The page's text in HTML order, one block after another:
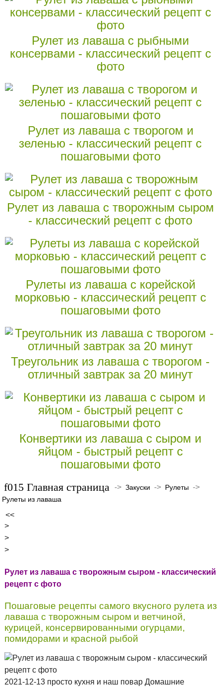
Рулет из лаваша с рыбными
консервами - классический рецепт с
фото
Рулет из лаваша с творогом и
зеленью - классический рецепт с
пошаговыми фото
Рулет из лаваша с творожным сыром
- классический рецепт с фото
Рулеты из лаваша с корейской
морковью - классический рецепт с
пошаговыми фото
Треугольник из лаваша с творогом -
отличный завтрак за 20 минут
Конвертики из лаваша с сыром и
яйцом - быстрый рецепт с
пошаговыми фото
Главная страница ->Закуски -> Рулеты ->
Рулеты из лаваша
<<
>
>
>
Рулет из лаваша с творожным сыром - классический
рецепт с фото
Пошаговые рецепты самого вкусного рулета из
лаваша с творожным сыром и ветчиной,
курицей, консервированными огурцами,
помидорами и красной рыбой
2021-12-13 просто кухня и наш повар Домашние